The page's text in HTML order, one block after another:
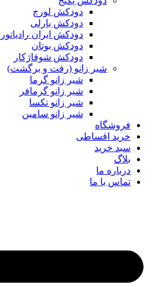
دودکش لورچ
دودکش بارلی
دودکش ایران رادیاتور
دودکش بوتان
دودکش شوفاژکار
شیر زانو (رفت و برگشت)
شیر زانو گرما
شیر زانو گرمافر
شیر زانو تکسا
شیر زانو سامین
فروشگاه
خرید اقساطی
سبد خرید
بلاگ
درباره ما
تماس با ما